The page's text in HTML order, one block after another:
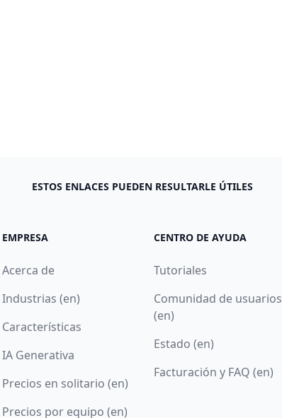
ESTOS ENLACES PUEDEN RESULTARLE ÚTILES
EMPRESA
Acerca de
Industrias (en)
Características
IA Generativa
Precios en solitario (en)
Precios por equipo (en)
CENTRO DE AYUDA
Tutoriales
Comunidad de usuarios
(en)
Estado (en)
Facturación y FAQ (en)